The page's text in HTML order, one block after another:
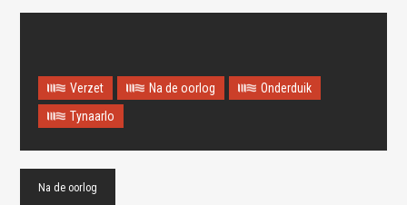
Verzet Na de oorlog
Onderduik
Tynaarlo
Na de oorlog